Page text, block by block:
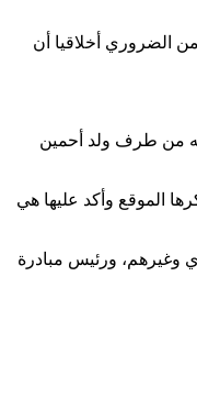
الضروري أخلاقيا أن
له وتنظيمه من طرف ولد أحمين
الموقع وأكد عليها هي
وغيرهم، ورئيس مبادرة